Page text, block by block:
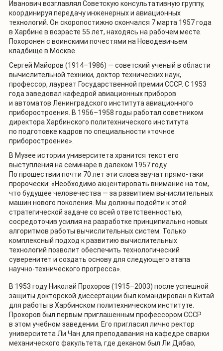
Иванович возглавлял Советскую консультативную группу,
координируя передачу инженерных и авиационных
технологий. Он скоропостижно скончался 7 марта 1957 года
в Харбине в возрасте 55 лет, находясь на рабочем месте.
Похоронен с воинскими почестями на Новодевичьем
кладбище в Москве.
Сергей Майоров (1914–1986) — советский ученый в области
вычислительной техники, доктор технических наук,
профессор, лауреат Государственной премии СССР. С 1953
года заведовал кафедрой авиационных приборов
и автоматов Ленинградского института авиационного
приборостроения. В 1956–1958 годы работал советником
директора Харбинского политехнического института
по подготовке кадров по специальности «точное
приборостроение».
В Музее истории университета хранится текст его
выступления на семинаре в далеком 1957 году.
По прошествии почти 70 лет эти слова звучат прямо-таки
пророчески: «Необходимо акцентировать внимание на том,
что будущее человечества — за развитием вычислительных
машин нового поколения. Мы должны подойти к этой
стратегической задаче со всей ответственностью,
сосредоточив усилия на разработке принципиально новых
алгоритмов работы вычислительных систем. Только
комплексный подход к развитию вычислительных
технологий позволит обеспечить технологический
суверенитет и создать основу для следующего этапа
научно-технического прогресса».
В 1953 году Николай Прохоров (1915–2003) после успешной
защиты докторской диссертации был командирован в Китай
для работы в Харбинском политехническом институте.
Прохоров был первым приглашенным профессором СССР
в этом учебном заведении. Его пригласил лично ректор
университета Ли Чан для преподавания на кафедре сварки
механического факультета, где деканом был Ли Дябао,